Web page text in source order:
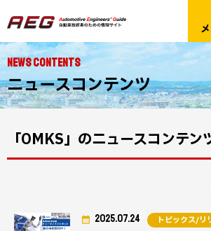
NEWS CONTENTS
ニュースコンテンツ
「OMKS」のニュースコンテン
2025.07.24 トピックス/リ